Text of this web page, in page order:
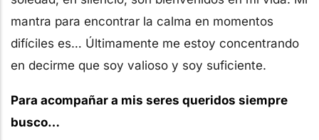
mantra para encontrar la calma en momentos
difíciles es… Últimamente me estoy concentrando
en decirme que soy valioso y soy suficiente.
Para acompañar a mis seres queridos siempre
busco…